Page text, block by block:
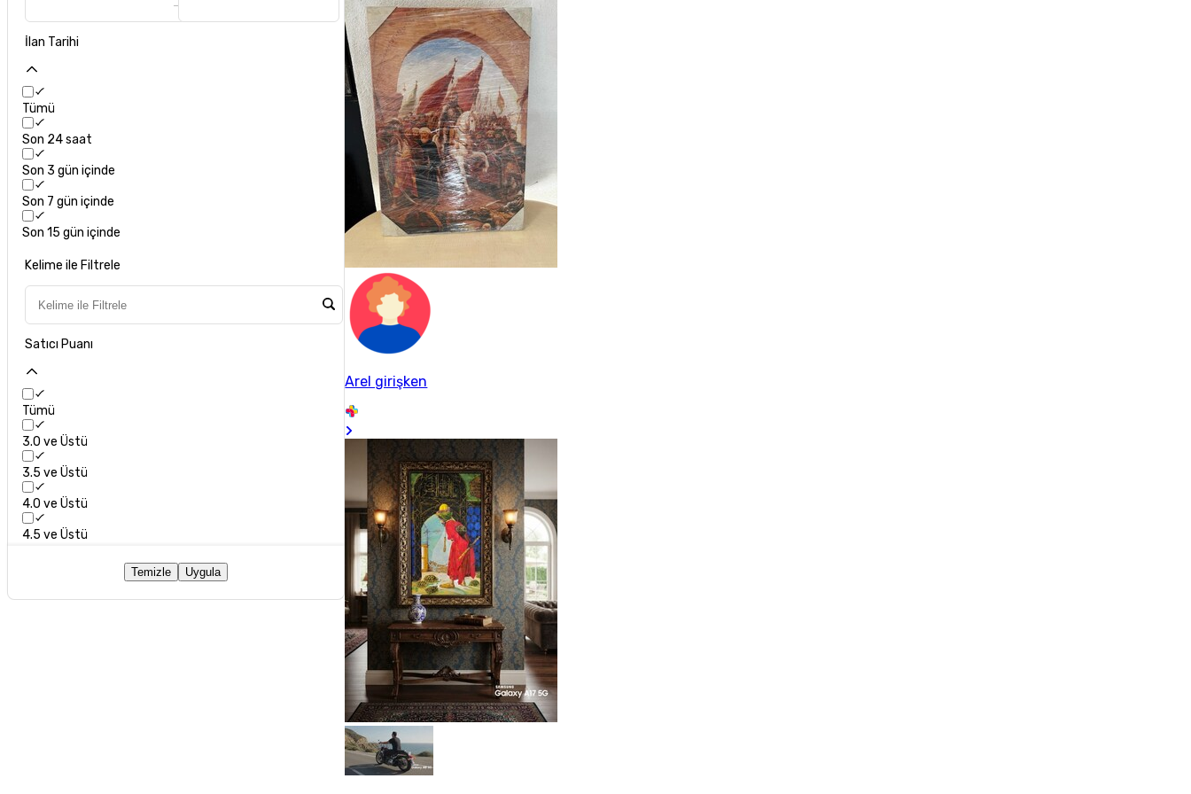
İlan Tarihi
Tümü
Son 24 saat
Son 3 gün içinde
Son 7 gün içinde
Son 15 gün içinde
Kelime ile Filtrele
Satıcı Puanı
Tümü
3.0 ve Üstü
3.5 ve Üstü
4.0 ve Üstü
4.5 ve Üstü
Temizle Uygula
Arel girişken